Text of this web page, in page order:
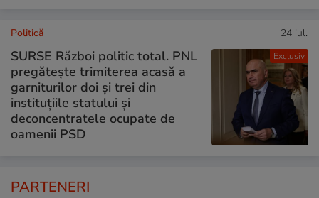
Exclusiv
Politică 24 iul.
SURSE Război politic total. PNL
pregătește trimiterea acasă a
garniturilor doi și trei din
instituțiile statului și
deconcentratele ocupate de
oamenii PSD
PARTENERI